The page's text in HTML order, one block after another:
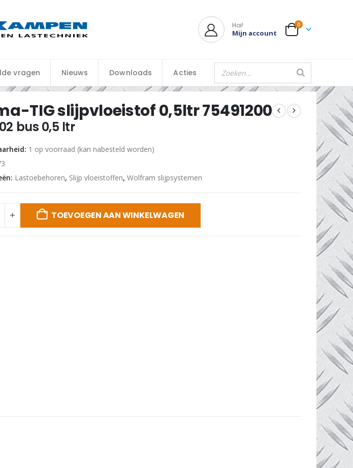
Hoi!
Mijn account
0
vragen Nieuws Downloads Acties
TIG slijpvloeistof 0,5ltr 75491200
bus 0,5 ltr
1 op voorraad (kan nabesteld worden)
Lastoebehoren, Slijp vloeistoffen,Wolfram slijpsystemen
TOEVOEGEN AAN WINKELWAGEN